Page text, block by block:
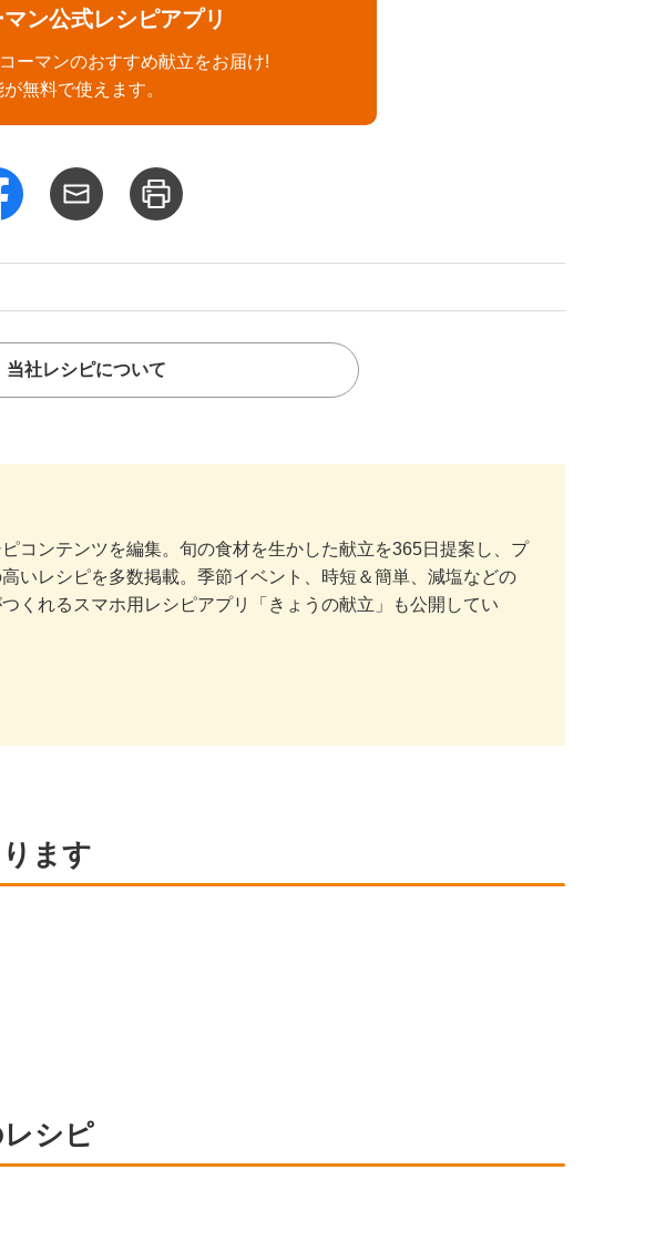
ン公式レシピアプリ
ーマンのおすすめ献立をお届け!
無料で使えます。
当社レシピについて
コンテンツを編集。旬の食材を生かした献立を365日提案し、プ
いレシピを多数掲載。季節イベント、時短＆簡単、減塩などの
くれるスマホ用レシピアプリ「きょうの献立」も公開してい
ます
シピ